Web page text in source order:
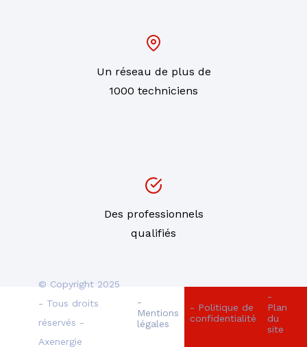
Un réseau de plus de
1000 techniciens
Des professionnels
qualifiés
© Copyright 2025
- Tous droits
réservés -
Axenergie
-
Mentions
légales
- Politique de
confidentialité
-
Plan
du
site